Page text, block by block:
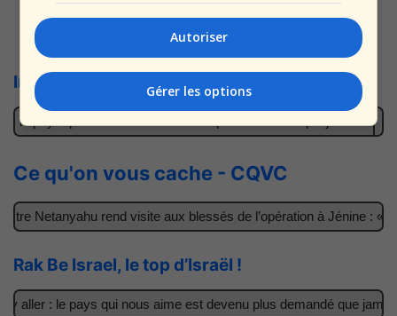
Nouveau | Toutes les vidéos en live
Infos Israel News en direct d’Israël
le pays qui nous aime est devenu plus demandé que jamais
Ce qu'on vous cache - CQVC
Netanyahu rend visite aux blessés de l’opération à Jénine : «
Rak Be Israel, le top d’Israël !
aller : le pays qui nous aime est devenu plus demandé que jamais
Autoriser
Gérer les options